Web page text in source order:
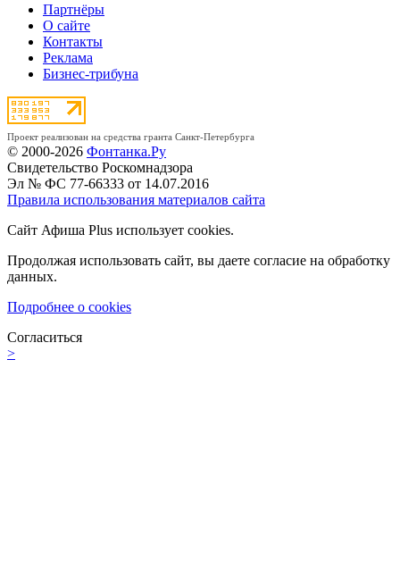
Партнёры
О сайте
Контакты
Реклама
Бизнес-трибуна
Проект реализован на средства гранта Санкт-Петербурга
© 2000-2026 Фонтанка.Ру
Свидетельство Роскомнадзора
Эл № ФС 77-66333 от 14.07.2016
Правила использования материалов сайта
Сайт Афиша Plus использует cookies.
Продолжая использовать сайт, вы даете согласие на обработку
данных.
Подробнее о cookies
Согласиться
>